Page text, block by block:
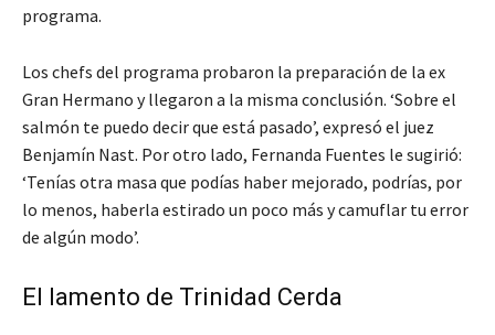
programa.
Los chefs del programa probaron la preparación de la ex
Gran Hermano y llegaron a la misma conclusión. ‘Sobre el
salmón te puedo decir que está pasado’, expresó el juez
Benjamín Nast. Por otro lado, Fernanda Fuentes le sugirió:
‘Tenías otra masa que podías haber mejorado, podrías, por
lo menos, haberla estirado un poco más y camuflar tu error
de algún modo’.
El lamento de Trinidad Cerda